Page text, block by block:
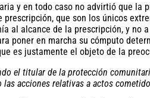
y en todo caso no advirtió que
que son los únicos
al alcance de la prescripción, y
poner en marcha su cómputo
es justamente el objeto de la
el titular de la protección
acciones relativas a actos